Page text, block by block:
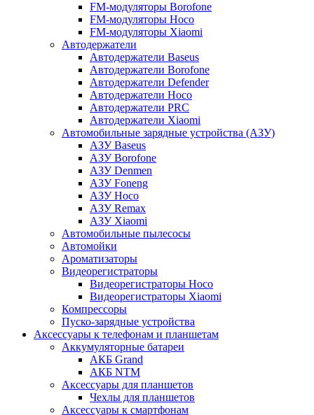
FM-модуляторы Borofone
FM-модуляторы Hoco
FM-модуляторы Xiaomi
Автодержатели
Автодержатели Baseus
Автодержатели Borofone
Автодержатели Defender
Автодержатели Hoco
Автодержатели PRC
Автодержатели Xiaomi
Автомобильные зарядные устройства (АЗУ)
АЗУ Baseus
АЗУ Borofone
АЗУ Denmen
АЗУ Foneng
АЗУ Hoco
АЗУ Remax
АЗУ Xiaomi
Автомобильные пылесосы
Автомойки
Ароматизаторы
Видеорегистраторы
Видеорегистраторы Hoco
Видеорегистраторы Xiaomi
Компрессоры
Пуско-зарядные устройства
Аксессуары к телефонам и планшетам
Аккумуляторные батареи
АКБ Grand
АКБ NTM
Аксессуары для планшетов
Чехлы для планшетов
Аксессуары к смартфонам